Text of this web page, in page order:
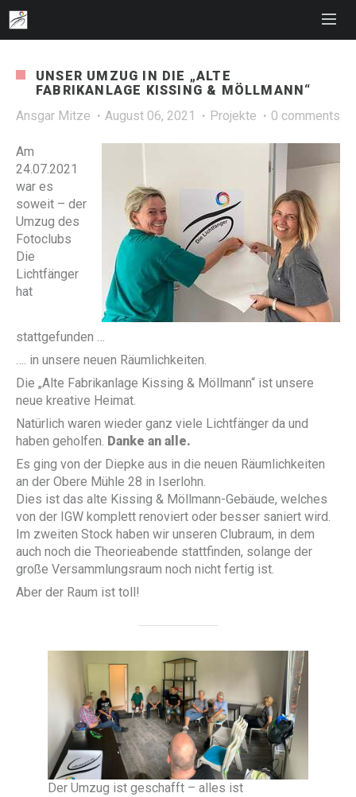
UNSER UMZUG IN DIE „ALTE
FABRIKANLAGE KISSING & MÖLLMANN“
Ansgar Mitze
August 06, 2021 Projekte 0 comments
Am
24.07.2021
war es
soweit – der
Umzug des
Fotoclubs
Die
Lichtfänger
hat
stattgefunden …
…. in unsere neuen Räumlichkeiten.
Die „Alte Fabrikanlage Kissing & Möllmann“ ist unsere
neue kreative Heimat.
Natürlich waren wieder ganz viele Lichtfänger da und
haben geholfen. Danke an alle.
Es ging von der Diepke aus in die neuen Räumlichkeiten
an der Obere Mühle 28 in Iserlohn.
Dies ist das alte Kissing & Möllmann-Gebäude, welches
von der IGW komplett renoviert oder besser saniert wird.
Im zweiten Stock haben wir unseren Clubraum, in dem
auch noch die Theorieabende stattfinden, solange der
große Versammlungsraum noch nicht fertig ist.
Aber der Raum ist toll!
Der Umzug ist geschafft – alles ist